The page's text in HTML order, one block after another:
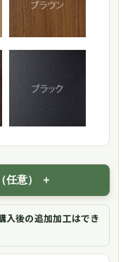
意）
入後の追加加工はでき